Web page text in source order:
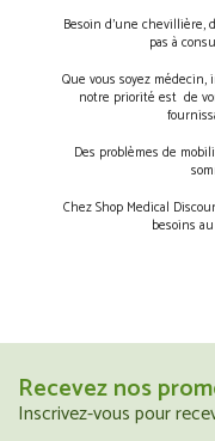
Besoin d’une chevillière,
pas à
Que vous soyez
notre priorité est de
Des problèmes de
Chez Shop Medical
besoins
Recevez nos
Inscrivez-vous pour